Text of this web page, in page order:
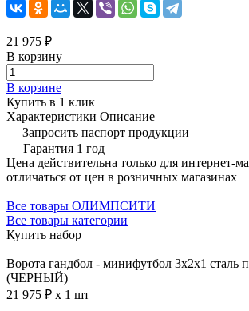
21 975 ₽
В корзину
В корзине
Купить в 1 клик
Характеристики Описание
Запросить паспорт продукции
Гарантия 1 год
Цена действительна только для интернет-
отличаться от цен в розничных магазинах
Все товары ОЛИМПСИТИ
Все товары категории
Купить набор
Ворота гандбол - минифутбол 3х2х1 сталь
(ЧЕРНЫЙ)
21 975 ₽ x 1 шт